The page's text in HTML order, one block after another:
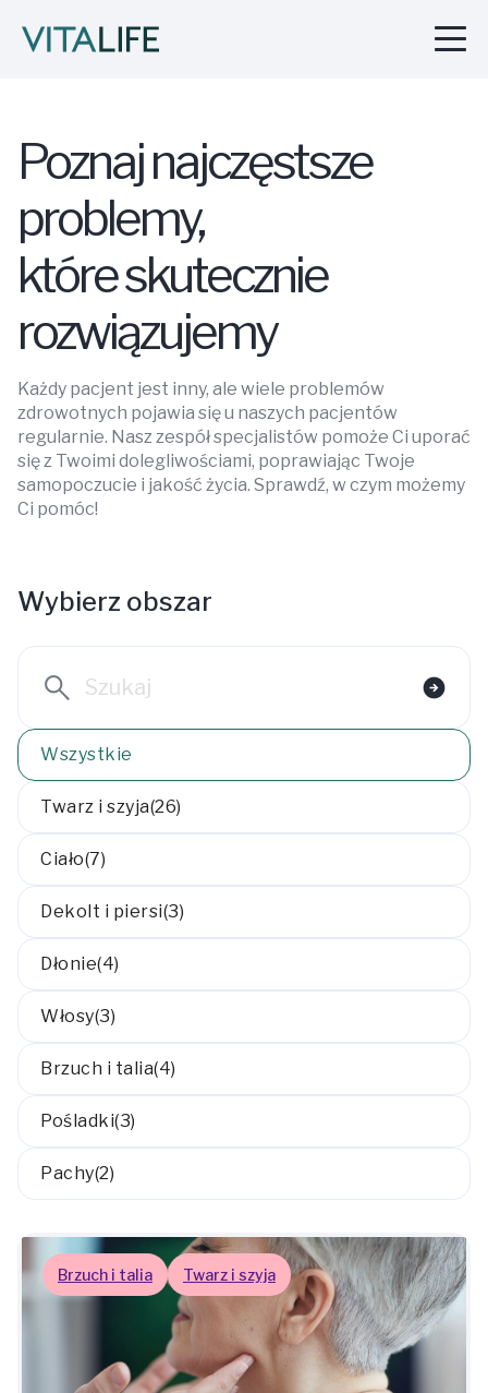
Poznaj najczęstsze
problemy,
które skutecznie
rozwiązujemy
Każdy pacjent jest inny, ale wiele problemów
zdrowotnych pojawia się u naszych pacjentów
regularnie. Nasz zespół specjalistów pomoże Ci uporać
się z Twoimi dolegliwościami, poprawiając Twoje
samopoczucie i jakość życia. Sprawdź, w czym możemy
Ci pomóc!
Wybierz obszar
Wszystkie
Twarz i szyja(26)
Ciało(7)
Dekolt i piersi(3)
Dłonie(4)
Włosy(3)
Brzuch i talia(4)
Pośladki(3)
Pachy(2)
Brzuch i talia Twarz i szyja